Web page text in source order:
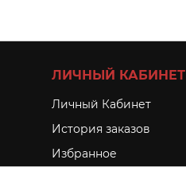
ЛИЧНЫЙ КАБИНЕТ
Личный Кабинет
История заказов
Избранное